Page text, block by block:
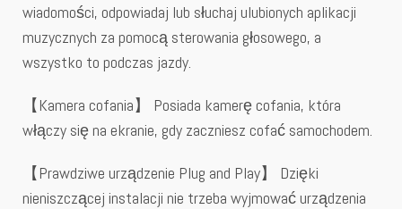
wiadomości, odpowiadaj lub słuchaj ulubionych aplikacji
muzycznych za pomocą sterowania głosowego, a
wszystko to podczas jazdy.
【Kamera cofania】 Posiada kamerę cofania, która
włączy się na ekranie, gdy zaczniesz cofać samochodem.
【Prawdziwe urządzenie Plug and Play】 Dzięki
nieniszczącej instalacji nie trzeba wyjmować urządzenia